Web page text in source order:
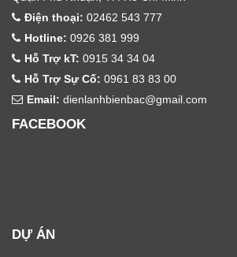
Điện thoại: 02462 543 777
Hotline: 0926 381 999
Hỗ Trợ kT: 0915 34 34 04
Hỗ Trợ Sự Cố: 0961 83 83 00
Email: dienlanhbienbac@gmail.com
FACEBOOK
DỰ ÁN